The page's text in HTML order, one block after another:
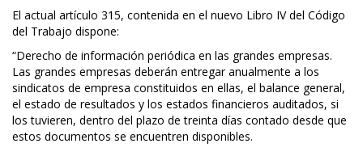
El actual artículo 315, contenida en el nuevo Libro IV del Código
del Trabajo dispone:
“Derecho de información periódica en las grandes empresas.
Las grandes empresas deberán entregar anualmente a los
sindicatos de empresa constituidos en ellas, el balance general,
el estado de resultados y los estados financieros auditados, si
los tuvieren, dentro del plazo de treinta días contado desde que
estos documentos se encuentren disponibles.